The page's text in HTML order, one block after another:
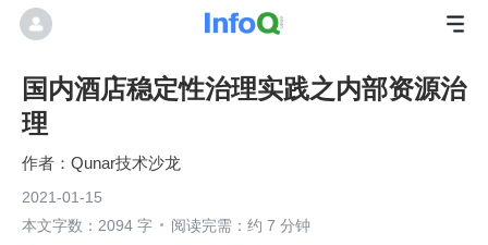
国内酒店稳定性治理实践之内部资源治
理
Qunar技术沙龙
2021-01-15
本文字数：2094 字
阅读完需：约 7 分钟